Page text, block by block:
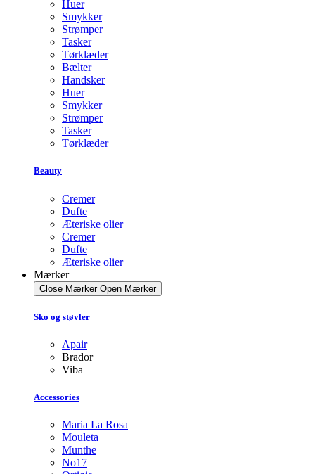
Huer
Smykker
Strømper
Tasker
Tørklæder
Bælter
Handsker
Huer
Smykker
Strømper
Tasker
Tørklæder
Beauty
Cremer
Dufte
Æteriske olier
Cremer
Dufte
Æteriske olier
Mærker
Close Mærker Open Mærker
Sko og støvler
Apair
Brador
Viba
Accessories
Maria La Rosa
Mouleta
Munthe
No17